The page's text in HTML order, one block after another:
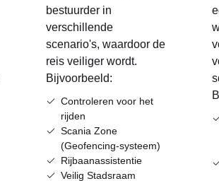
bestuurder in
verschillende
scenario's, waardoor de
reis veiliger wordt.
Bijvoorbeeld:
Controleren voor het
rijden
Scania Zone
(Geofencing-systeem)
Rijbaanassistentie
Veilig Stadsraam